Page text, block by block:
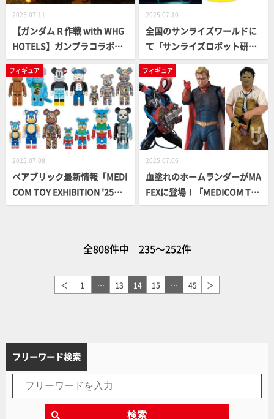
2025.07.11
【ガンダム R 作戦 with WHG
HOTELS】ガンプラコラボル
ーム内覧レポート！ 荒井芽依
（LINKL PLANET）登壇のエ
コプラ体験会も！
2025.07.10
全国のサンライズワールドに
て「サンライズロボット研究
所」フェアが開催！オリジナ
ルグッズや購入者特典を確認
しよう
フィギュア
2025.07.08
ベアブリック最新情報「MEDI
COM TOY EXHIBITION '25」
記念商品や、ロックバンド
ンもチェック【メディコム・
フィギュア
2025.07.06
血塗れのホームランダーがMA
FEXに登場！「MEDICOM TO
Y EXHIBITION '25」の記念商
いけにえ』など 映画、コミッ
挙紹介【フィギュア最新情
全808件中 235～252件
＜ 1 … 13 14 15 … 45 ＞
フリーワード検索
検索